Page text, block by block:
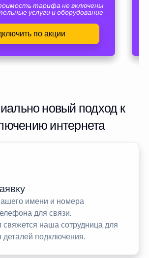
тарифа не включены
услуги и оборудование
по акции
новый подход к
интернета
имени и номера
для связи.
наша сотрудница для
деталей подключения.